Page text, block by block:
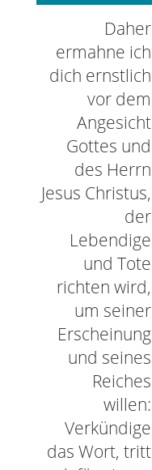
Daher
ermahne ich
dich ernstlich
vor dem
Angesicht
Gottes und
des Herrn
Jesus Christus,
der
Lebendige
und Tote
richten wird,
um seiner
Erscheinung
und seines
Reiches
willen:
Verkündige
das Wort, tritt